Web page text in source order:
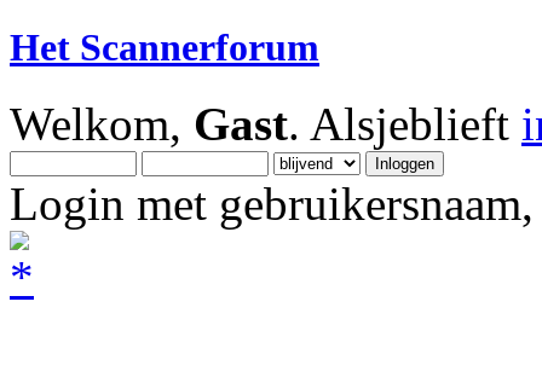
Het Scannerforum
Welkom, Gast. Alsjeblieft
Login met